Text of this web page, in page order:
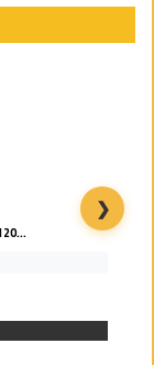
❯